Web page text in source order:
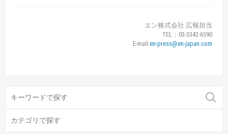
エン株式会社 広報担当
TEL：03-3342-6590
E-mail:en-press@en-japan.com